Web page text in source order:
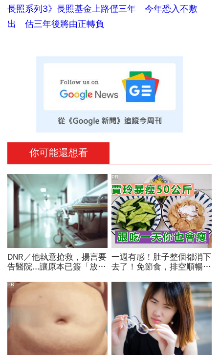
長照系列3》長照基金上路僅三年 今年恐入不敷
出 估三年後將由正轉負
你可能還想看
DNR／他執意搶救，揚言要
告醫院...讓原本已簽「放棄
療價值觀到底是什麼？
一週有感！肚子整個都消下
去了！免節食，排空順暢就
PR
PR